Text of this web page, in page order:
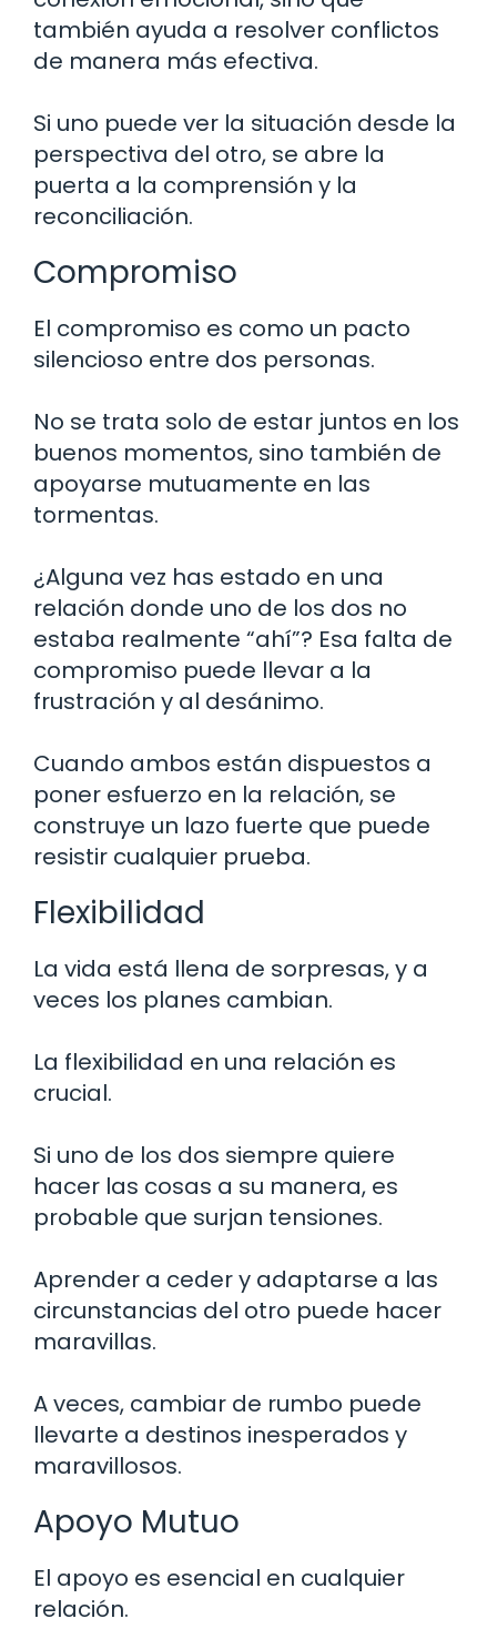
también ayuda a resolver conflictos
de manera más efectiva.
Si uno puede ver la situación desde la
perspectiva del otro, se abre la
puerta a la comprensión y la
reconciliación.
Compromiso
El compromiso es como un pacto
silencioso entre dos personas.
No se trata solo de estar juntos en los
buenos momentos, sino también de
apoyarse mutuamente en las
tormentas.
¿Alguna vez has estado en una
relación donde uno de los dos no
estaba realmente “ahí”? Esa falta de
compromiso puede llevar a la
frustración y al desánimo.
Cuando ambos están dispuestos a
poner esfuerzo en la relación, se
construye un lazo fuerte que puede
resistir cualquier prueba.
Flexibilidad
La vida está llena de sorpresas, y a
veces los planes cambian.
La flexibilidad en una relación es
crucial.
Si uno de los dos siempre quiere
hacer las cosas a su manera, es
probable que surjan tensiones.
Aprender a ceder y adaptarse a las
circunstancias del otro puede hacer
maravillas.
A veces, cambiar de rumbo puede
llevarte a destinos inesperados y
maravillosos.
Apoyo Mutuo
El apoyo es esencial en cualquier
relación.